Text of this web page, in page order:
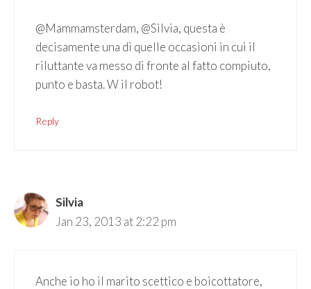
@Mammamsterdam, @Silvia, questa è
decisamente una di quelle occasioni in cui il
riluttante va messo di fronte al fatto compiuto,
punto e basta. W il robot!
Reply
Silvia
Jan 23, 2013 at 2:22 pm
Anche io ho il marito scettico e boicottatore,